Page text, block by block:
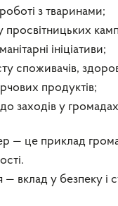
з тваринами;
просвітницьких
ініціативи;
споживачів,
продуктів;
заходів у
— це приклад
вклад у безпеку і